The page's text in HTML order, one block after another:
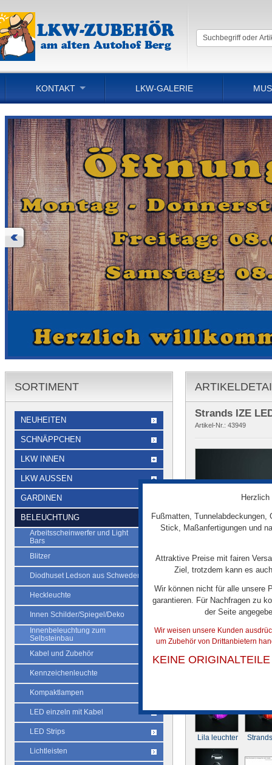
KONTAKT LKW-GALERIE
Strands IZE
Artikel-Nr.: 43949
Strands IZE LED
"Wassermelone" mit
gerippter Linse und
Lila leuchtende LED-
SORTIMENT
NEUHEITEN
SCHNÄPPCHEN
LKW INNEN
LKW AUSSEN
GARDINEN
BELEUCHTUNG
Arbeitsscheinwerfer und Light
Bars
Blitzer
Diodhuset Ledson aus Schweden
Heckleuchte
Innen Schilder/Spiegel/Deko
Innenbeleuchtung zum
Selbsteinbau
Kabel und Zubehör
Kennzeichenleuchte
Kompaktlampen
LED einzeln mit Kabel
LED Strips
Lichtleisten
Herzlich
Fußmatten, Tunnelabdeckungen,
Stick, Maßanfertigungen und
Attraktive Preise mit fairen
Ziel, trotzdem kann es
Wir können nicht für alle unsere
garantieren. Für Nachfragen zu
der Seite
Wir weisen unsere Kunden
um Zubehör von Drittanbietern
KEINE